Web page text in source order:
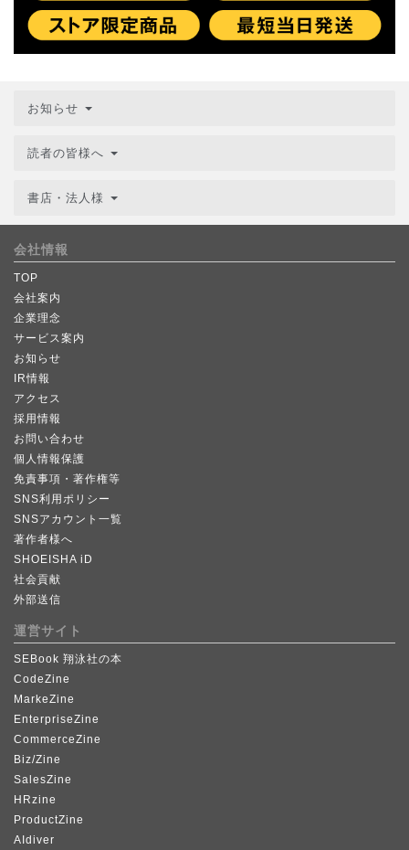
お知らせ
読者の皆様へ
書店・法人様
会社情報
TOP
会社案内
企業理念
サービス案内
お知らせ
IR情報
アクセス
採用情報
お問い合わせ
個人情報保護
免責事項・著作権等
SNS利用ポリシー
SNSアカウント一覧
著作者様へ
SHOEISHA iD
社会貢献
外部送信
運営サイト
SEBook 翔泳社の本
CodeZine
MarkeZine
EnterpriseZine
CommerceZine
Biz/Zine
SalesZine
HRzine
ProductZine
AIdiver